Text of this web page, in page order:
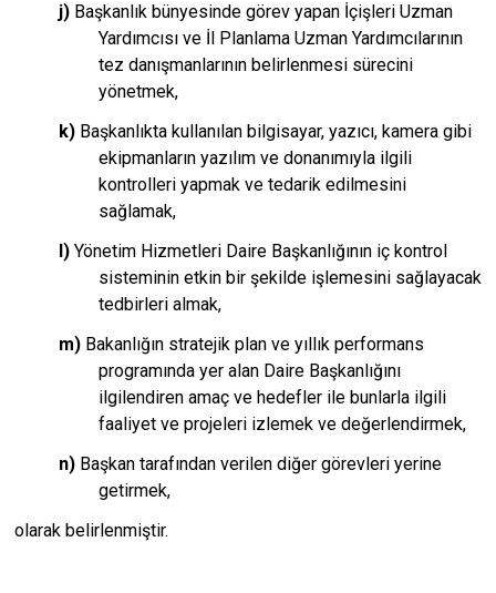
j) Başkanlık bünyesinde görev yapan İçişleri Uzman
Yardımcısı ve İl Planlama Uzman Yardımcılarının
tez danışmanlarının belirlenmesi sürecini
yönetmek,
k)Başkanlıkta kullanılan bilgisayar, yazıcı, kamera gibi
ekipmanların yazılım ve donanımıyla ilgili
kontrolleri yapmak ve tedarik edilmesini
sağlamak,
l) Yönetim Hizmetleri Daire Başkanlığının iç kontrol
sisteminin etkin bir şekilde işlemesini sağlayacak
tedbirleri almak,
m)Bakanlığın stratejik plan ve yıllık performans
programında yer alan Daire Başkanlığını
ilgilendiren amaç ve hedefler ile bunlarla ilgili
faaliyet ve projeleri izlemek ve değerlendirmek,
n) Başkan tarafından verilen diğer görevleri yerine
getirmek,
olarak belirlenmiştir.